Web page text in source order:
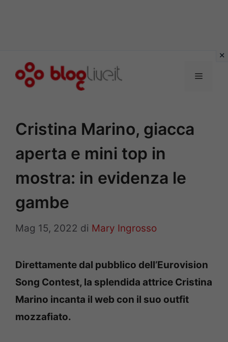
Menu
Cristina Marino, giacca
aperta e mini top in
mostra: in evidenza le
gambe
Mag 15, 2022 di Mary Ingrosso
Direttamente dal pubblico dell’Eurovision
Song Contest, la splendida attrice Cristina
Marino incanta il web con il suo outfit
mozzafiato.